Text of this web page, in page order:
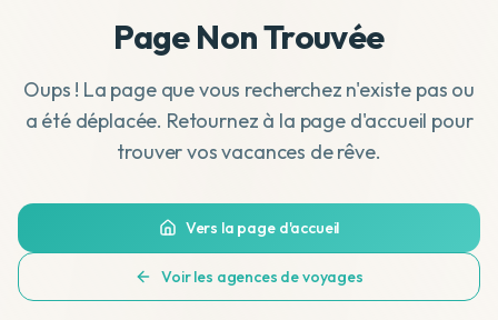
Page Non Trouvée
Oups ! La page que vous recherchez n'existe pas ou
a été déplacée. Retournez à la page d'accueil pour
trouver vos vacances de rêve.
Vers la page d'accueil
Voir les agences de voyages